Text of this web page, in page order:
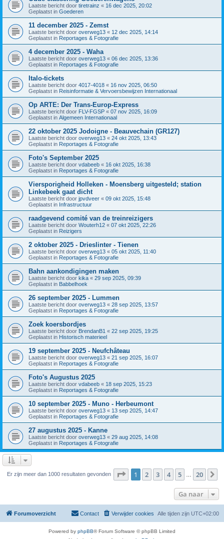
Laatste bericht door tiretrainz « 16 dec 2025, 20:02
Geplaatst in Goederen
11 december 2025 - Zemst
Laatste bericht door overweg13 « 12 dec 2025, 14:14
Geplaatst in Reportages & Fotografie
4 december 2025 - Waha
Laatste bericht door overweg13 « 06 dec 2025, 13:36
Geplaatst in Reportages & Fotografie
Italo-tickets
Laatste bericht door 4017-4018 « 16 nov 2025, 06:50
Geplaatst in Reisinformatie & Vervoersbewijzen Internationaal
Op ARTE: Der Trans-Europ-Express
Laatste bericht door FLV-FGSP « 07 nov 2025, 16:09
Geplaatst in Algemeen Internationaal
22 oktober 2025 Jodoigne - Beauvechain (GR127)
Laatste bericht door overweg13 « 24 okt 2025, 13:43
Geplaatst in Reportages & Fotografie
Foto's September 2025
Laatste bericht door vdabeeb « 16 okt 2025, 16:38
Geplaatst in Reportages & Fotografie
Viersporigheid Holleken - Moensberg uitgesteld; station
Linkebeek gaat dicht
Laatste bericht door jpvdveer « 09 okt 2025, 15:48
Geplaatst in Infrastructuur
raadgevend comité van de treinreizigers
Laatste bericht door Wouterh12 « 07 okt 2025, 22:26
Geplaatst in Reizigers
2 oktober 2025 - Drieslinter - Tienen
Laatste bericht door overweg13 « 05 okt 2025, 11:40
Geplaatst in Reportages & Fotografie
Bahn aankondigingen maken
Laatste bericht door kika « 29 sep 2025, 09:39
Geplaatst in Babbelhoek
26 september 2025 - Lummen
Laatste bericht door overweg13 « 28 sep 2025, 13:57
Geplaatst in Reportages & Fotografie
Zoek koersbordjes
Laatste bericht door BrendanB1 « 22 sep 2025, 19:25
Geplaatst in Historisch materieel
19 september 2025 - Neufchâteau
Laatste bericht door overweg13 « 21 sep 2025, 16:07
Geplaatst in Reportages & Fotografie
Foto's Augustus 2025
Laatste bericht door vdabeeb « 18 sep 2025, 15:23
Geplaatst in Reportages & Fotografie
10 september 2025 - Muno - Herbeumont
Laatste bericht door overweg13 « 13 sep 2025, 14:47
Geplaatst in Reportages & Fotografie
27 augustus 2025 - Kanne
Laatste bericht door overweg13 « 29 aug 2025, 14:08
Geplaatst in Reportages & Fotografie
Er zijn meer dan 1000 resultaten gevonden Pagina van 20
1 2 3 4 5 20
Ga naar
Forumoverzicht Alle tijden zijn UTC+02:00
Verwijder cookies
Contact
Powered by phpBB® Forum Software © phpBB Limited